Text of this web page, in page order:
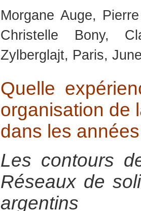
Morgane Auge,
Christelle Bony,
Zylberglajt, Paris,
Quelle
organisation de
dans les
Les contours
Réseaux de
argentins